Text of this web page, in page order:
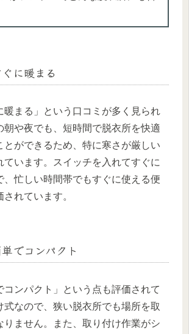
に暖まる
暖まる」という口コミが多く見られ
朝や夜でも、短時間で脱衣所を快適
とができるため、特に寒さが厳しい
ています。スイッチを入れてすぐに
、忙しい時間帯でもすぐに使える便
れています。
でコンパクト
コンパクト」という点も評価されて
式なので、狭い脱衣所でも場所を取
りません。また、取り付け作業がシ